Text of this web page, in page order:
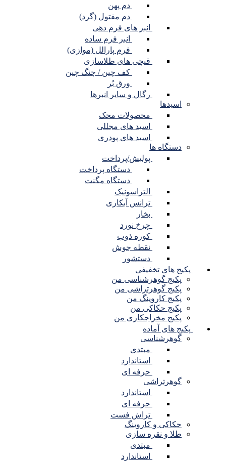
دم پهن
دم مفتول (گرد)
انبر های فرم دهی
انبر فرم ساده
فرم پارالل (موازی)
قیچی های طلاسازی
کف چین / چنگ چین
ورق بُر
رگال و سایر انبرها
اسیدها
محصولات محک
اسید های مجللی
اسید های پودری
دستگاه ها
پولیش/پرداخت
دستگاه پرداخت
دستگاه مگنت
التراسونیک
ترانس آبکاری
بخار
چرخ نورد
کوره ذوب
نقطه جوش
دستشور
پکیج های تخفیفی
پکیج گوهرشناسی من
پکیج گوهرتراشی من
پکیج کاروینگ من
پکیج حکاکی من
پکیج مخراجکاری من
پکیج های آماده
گوهرشناسی
مبتدی
استاندارد
حرفه ای
گوهرتراشی
استاندارد
حرفه ای
تراش فست
حکاکی و کاروینگ
طلا و نقره سازی
مبتدی
استاندارد